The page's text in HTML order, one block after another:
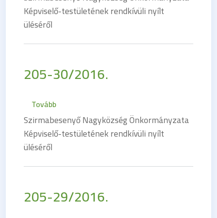
Képviselő-testületének rendkívüli nyílt
üléséről
205-30/2016.
Tovább(205-30/2016.)
Szirmabesenyő Nagyközség Önkormányzata
Képviselő-testületének rendkívüli nyílt
üléséről
205-29/2016.